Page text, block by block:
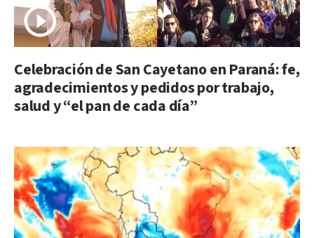
Celebración de San Cayetano en Paraná: fe,
agradecimientos y pedidos por trabajo,
salud y “el pan de cada día”